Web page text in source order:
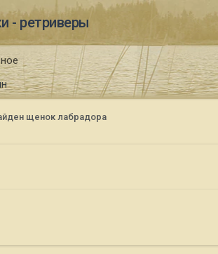
- ретриверы
щенок лабрадора